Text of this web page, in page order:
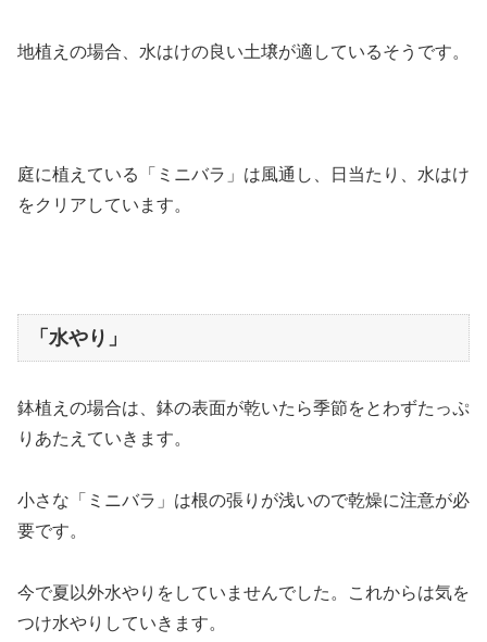
地植えの場合、水はけの良い土壌が適しているそうです。
庭に植えている「ミニバラ」は風通し、日当たり、水はけ
をクリアしています。
「水やり」
鉢植えの場合は、鉢の表面が乾いたら季節をとわずたっぷ
りあたえていきます。
小さな「ミニバラ」は根の張りが浅いので乾燥に注意が必
要です。
今で夏以外水やりをしていませんでした。これからは気を
つけ水やりしていきます。